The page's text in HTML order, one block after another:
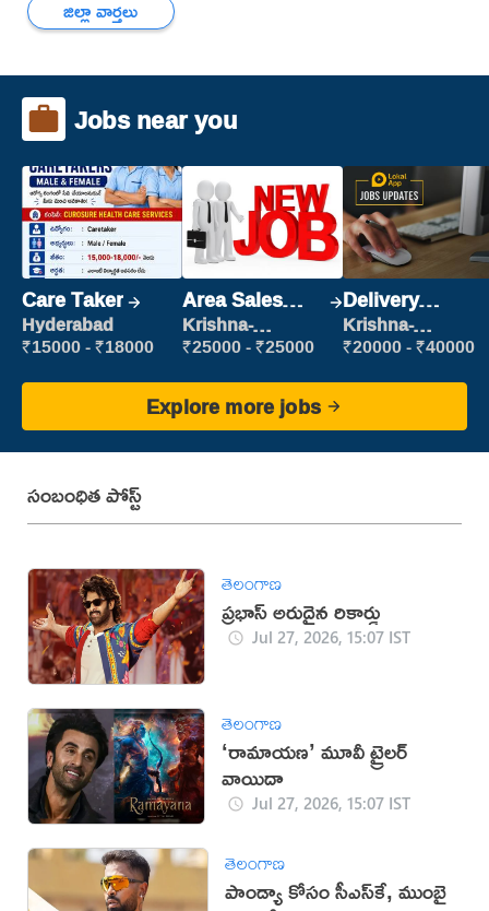
జిల్లా వార్తలు
Jobs near you
Care Taker
Hyderabad
₹15000 - ₹18000
Area Sales
Manager (Field
Sales)
Krishna-
vijayawada
₹25000 - ₹25000
Delivery
Executive
Krishna-
vijayawada
₹20000 - ₹40000
Explore more jobs
సంబంధిత పోస్ట్
తెలంగాణ
ప్రభాస్ అరుదైన రికార్డు
Jul 27, 2026, 15:07 IST
తెలంగాణ
‘రామాయణ’ మూవీ ట్రైలర్
వాయిదా
Jul 27, 2026, 15:07 IST
తెలంగాణ
పాండ్యా కోసం సీఎస్‌కే, ముంబై